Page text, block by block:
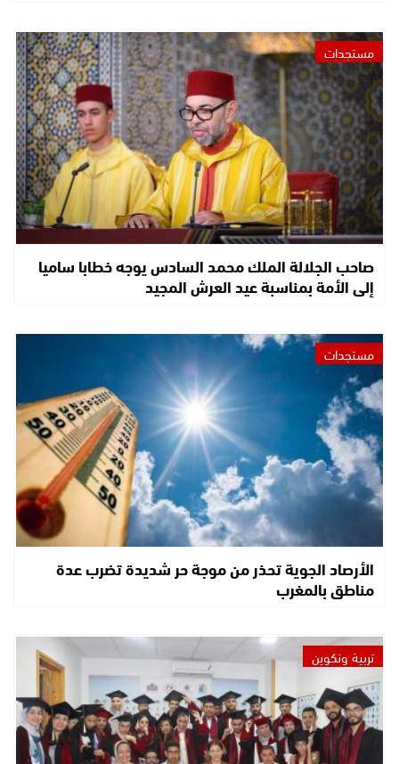
مستجدات
صاحب الجلالة الملك محمد السادس يوجه خطابا ساميا
إلى الأمة بمناسبة عيد العرش المجيد
مستجدات
الأرصاد الجوية تحذر من موجة حر شديدة تضرب عدة
مناطق بالمغرب
تربية وتكوين